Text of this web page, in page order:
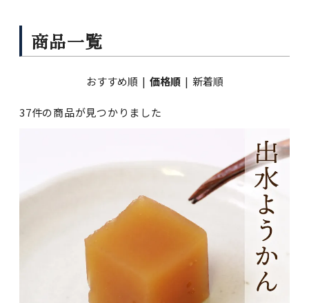
商品一覧
おすすめ順 | 価格順| 新着順
37件の商品が見つかりました